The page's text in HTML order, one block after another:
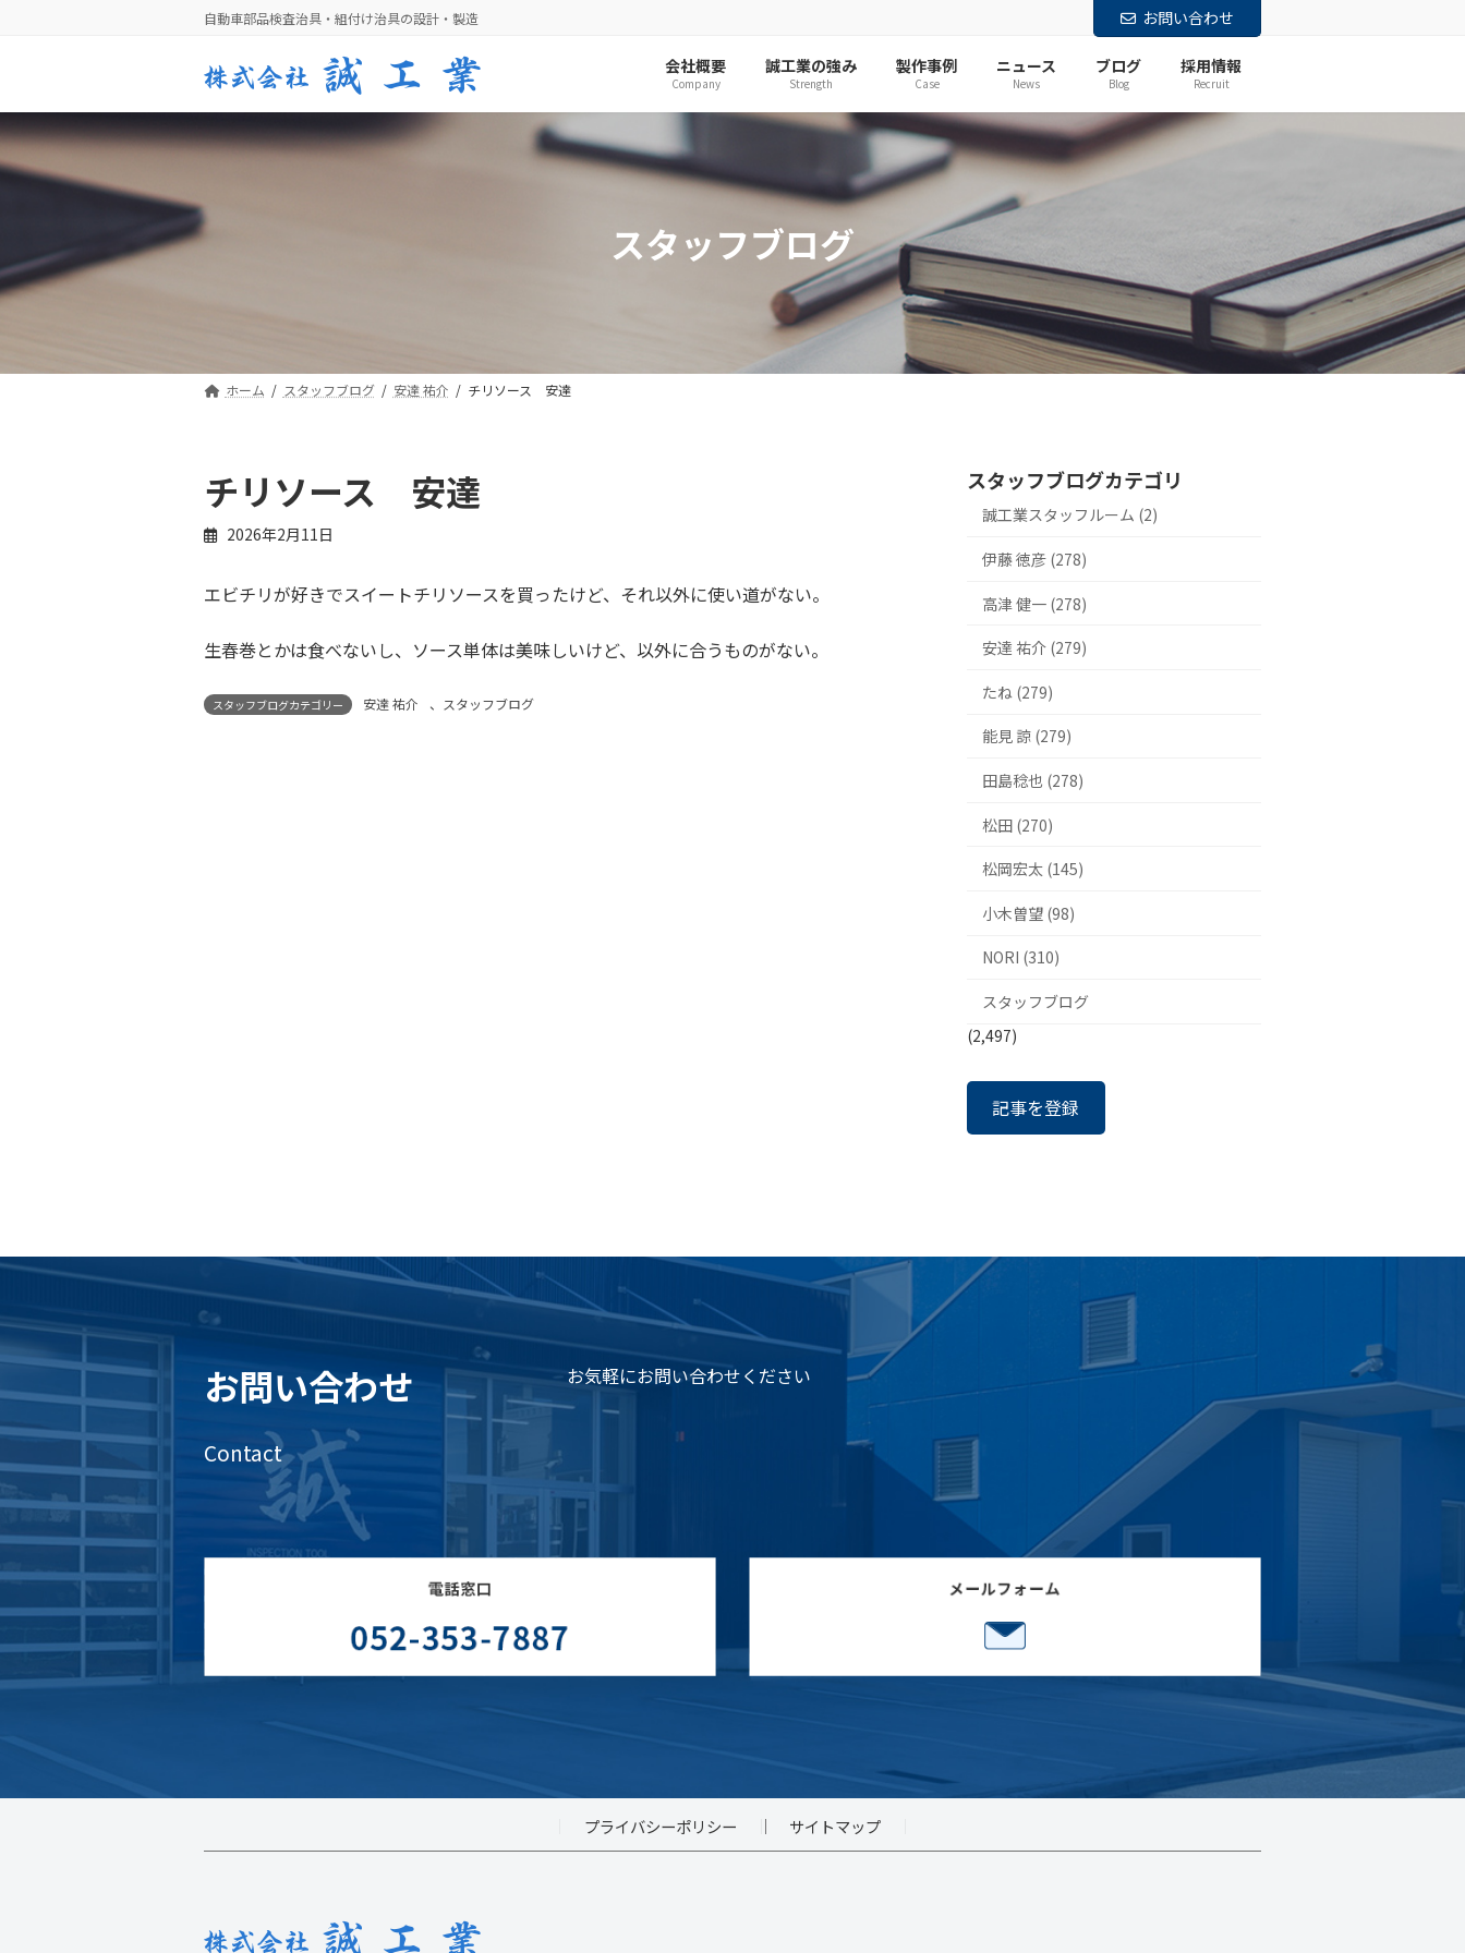
ツ
へ
ス
シ
ョ
ン
自動車部品検査治具・組付け治具の設計・製造 お問い合わせ
会社概要
Company
誠工業の強み
Strength
製作事例
Case
ニュース
News
ブログ
Blog
採用情報
Recruit
スタッフブログ
ホーム スタッフブログ 安達 祐介 チリソース 安達
チリソース 安達
2026年2月11日
エビチリが好きでスイートチリソースを買ったけど、それ以外に使い道がない。
生春巻とかは食べないし、ソース単体は美味しいけど、以外に合うものがない。
スタッフブログカテゴリー 安達 祐介 、 スタッフブログ
スタッフブログカテゴリ
誠工業スタッフルーム (2)
伊藤 徳彦 (278)
高津 健一 (278)
安達 祐介 (279)
たね (279)
能見 諒 (279)
田島稔也 (278)
松田 (270)
松岡宏太 (145)
小木曽望 (98)
NORI (310)
スタッフブログ
(2,497)
記事を登録
お問い合わせ
Contact
お気軽にお問い合わせください
プライバシーポリシー サイトマップ